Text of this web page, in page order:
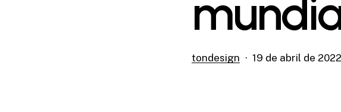
tondesign 19 de abril de 2022